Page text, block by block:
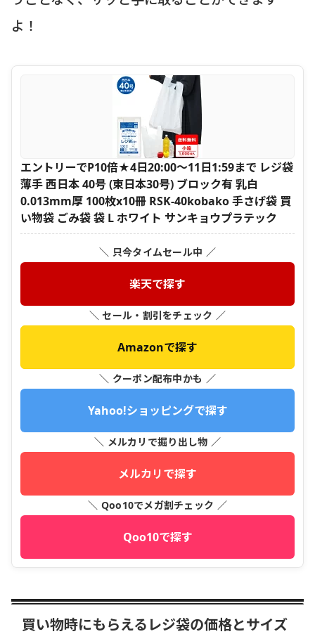
よ！
エントリーでP10倍★4日20:00〜11日1:59まで レジ袋
薄手 西日本 40号 (東日本30号) ブロック有 乳白
0.013mm厚 100枚x10冊 RSK-40kobako 手さげ袋 買
い物袋 ごみ袋 袋 L ホワイト サンキョウプラテック
＼ 只今タイムセール中 ／
楽天で探す
＼ セール・割引をチェック ／
Amazonで探す
＼ クーポン配布中かも ／
Yahoo!ショッピングで探す
＼ メルカリで掘り出し物 ／
メルカリで探す
＼ Qoo10でメガ割チェック ／
Qoo10で探す
買い物時にもらえるレジ袋の価格とサイズ